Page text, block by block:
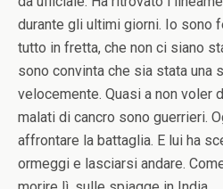
durante gli ultimi giorni. Io sono
tutto in fretta, che non ci siano
sono convinta che sia stata una
velocemente. Quasi a non voler
malati di cancro sono guerrieri.
affrontare la battaglia. E lui ha
ormeggi e lasciarsi andare.